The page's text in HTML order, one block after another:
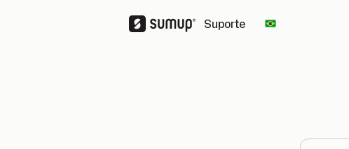
Suporte Change country
Pesquisar